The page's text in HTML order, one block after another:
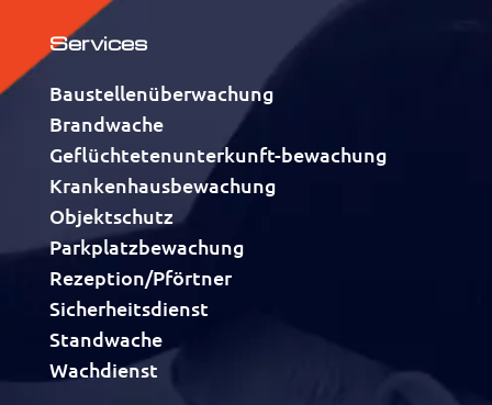
Services
Baustellenüberwachung
Brandwache
Geflüchtetenunterkunft-bewachung
Krankenhausbewachung
Objektschutz
Parkplatzbewachung
Rezeption/Pförtner
Sicherheitsdienst
Standwache
Wachdienst